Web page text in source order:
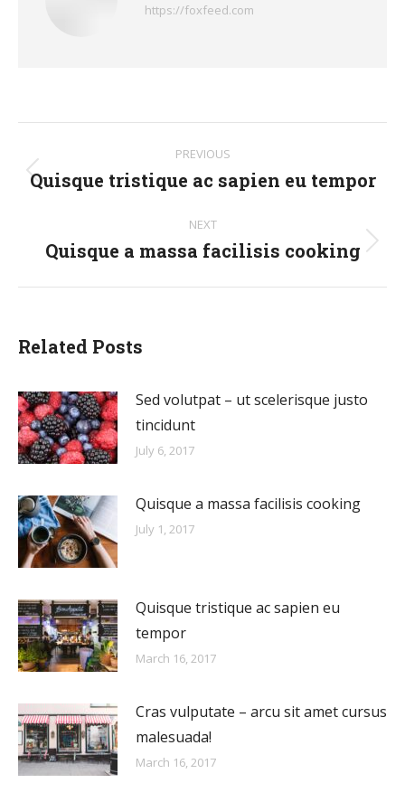
https://foxfeed.com
navigation
PREVIOUS
Previous
Quisque tristique ac sapien eu tempor
NEXT
Next
Quisque a massa facilisis cooking
Related Posts
Sed volutpat – ut scelerisque justo
tincidunt
July 6, 2017
Quisque a massa facilisis cooking
July 1, 2017
Quisque tristique ac sapien eu
tempor
March 16, 2017
Cras vulputate – arcu sit amet cursus
malesuada!
March 16, 2017